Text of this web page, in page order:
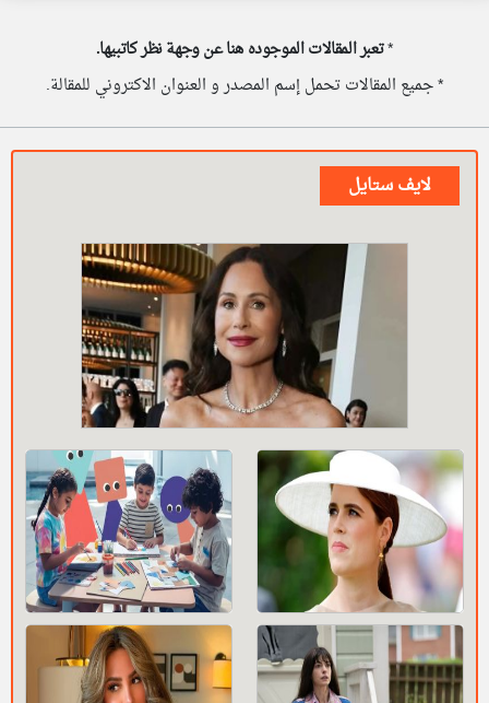
*تعبر المقالات الموجوده هنا عن وجهة نظر كاتبيها.
* جميع المقالات تحمل إسم المصدر و العنوان الاكتروني للمقالة.
لايف ستايل